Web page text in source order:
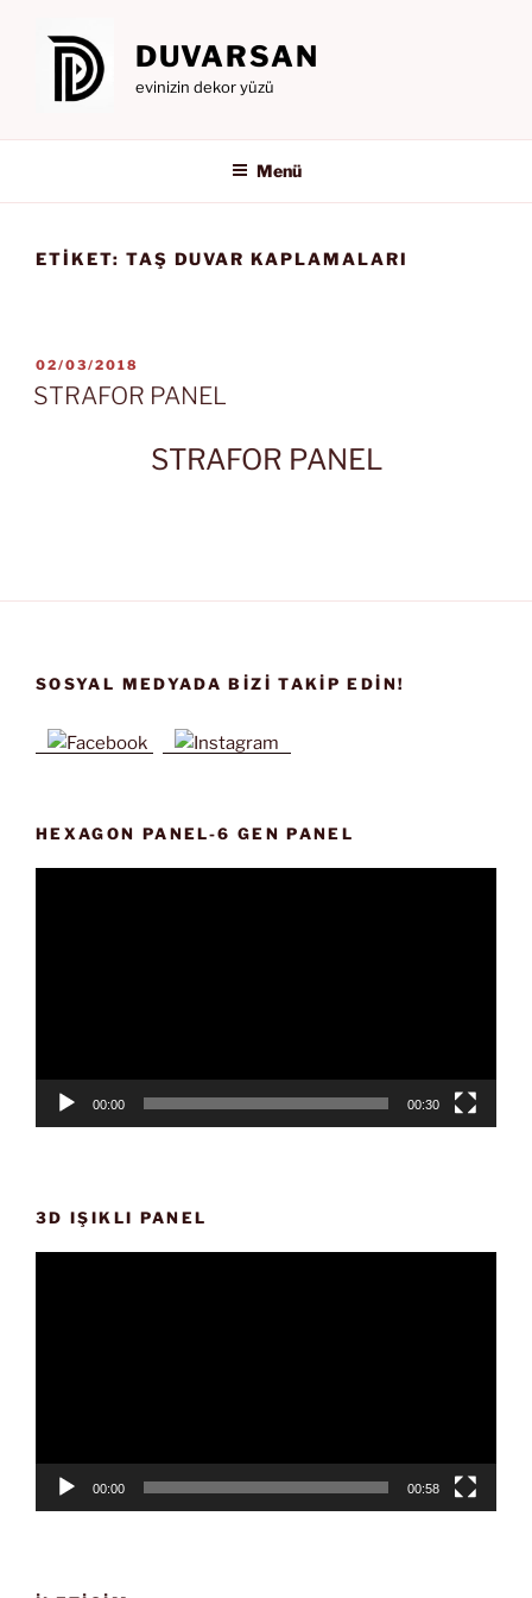
DUVARSAN
evinizin dekor yüzü
Menü
ETIKET: TAŞ DUVAR KAPLAMALARI
YAYIM
TARIHI
02/03/2018
STRAFOR PANEL
STRAFOR PANEL
SOSYAL MEDYADA BIZI TAKIP EDIN!
HEXAGON PANEL-6 GEN PANEL
00:00 00:30
3D IŞIKLI PANEL
00:00 00:58